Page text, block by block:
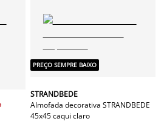
PREÇO SEMPRE BAIXO
STRANDBEDE
Almofada decorativa STRANDBEDE
45x45 caqui claro